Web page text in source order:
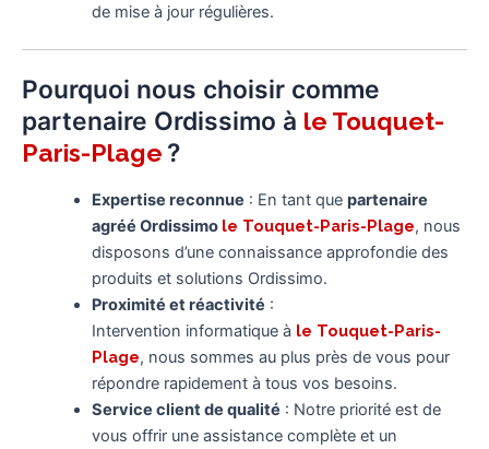
de mise à jour régulières.
Pourquoi nous choisir comme
partenaire Ordissimo à le Touquet-
Paris-Plage ?
Expertise reconnue : En tant que partenaire
agréé Ordissimo le Touquet-Paris-Plage, nous
disposons d’une connaissance approfondie des
produits et solutions Ordissimo.
Proximité et réactivité :
Intervention informatique à le Touquet-Paris-
Plage, nous sommes au plus près de vous pour
répondre rapidement à tous vos besoins.
Service client de qualité : Notre priorité est de
vous offrir une assistance complète et un